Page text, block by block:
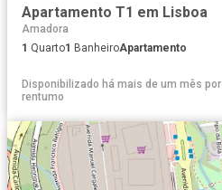
Apartamento T1 em Lisboa
Amadora
1 Quarto1 BanheiroApartamento
Disponibilizado há mais de um mês por
rentumo